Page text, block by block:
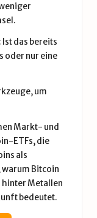
das bereits
oder nur eine
um
Markt- und
ETFs, die
als
Bitcoin
Metallen
bedeutet.